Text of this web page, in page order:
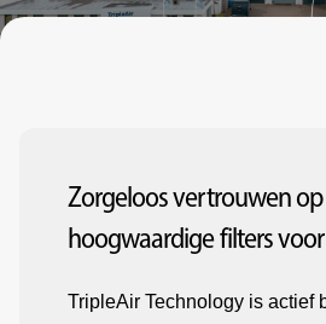
Zorgeloos vertrouwen op
hoogwaardige filters voor
TripleAir Technology is actief